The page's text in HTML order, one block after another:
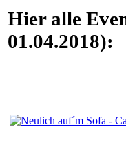
Hier alle
01.04.2018):